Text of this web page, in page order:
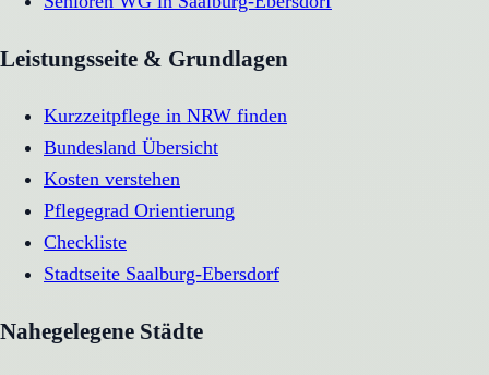
Leistungsseite & Grundlagen
Kurzzeitpflege in NRW finden
Bundesland Übersicht
Kosten verstehen
Pflegegrad Orientierung
Checkliste
Stadtseite Saalburg-Ebersdorf
Nahegelegene Städte